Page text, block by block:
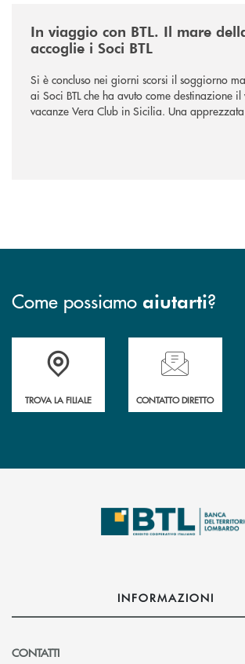
In viaggio con BTL. Il mare
accoglie i Soci BTL
Si è concluso nei giorni scorsi il soggiorno
ai Soci BTL che ha avuto come destinazione
vacanze Vera Club in Sicilia. Una
Come possiamo aiutarti?
Accedi all' elenco completo delle filiali .
TROVA LA FILIALE
Hai bisogno di
CONTATTO DIRETTO
INFORMAZIONI
CONTATTI